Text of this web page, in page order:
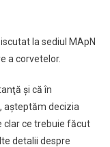
la sediul MApN
a corvetelor.
şi că în
aşteptăm decizia
clar ce trebuie făcut
detalii despre